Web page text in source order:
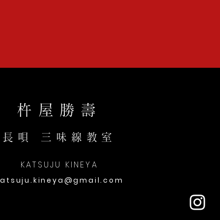
杵屋勝壽
長唄 三味線教室
KATSUJU KINEYA